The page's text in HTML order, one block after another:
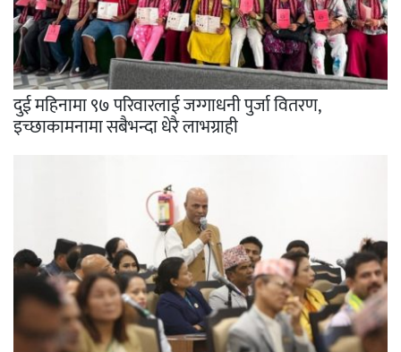
दुई महिनामा ९७ परिवारलाई जग्गाधनी पुर्जा वितरण,
इच्छाकामनामा सबैभन्दा धेरै लाभग्राही